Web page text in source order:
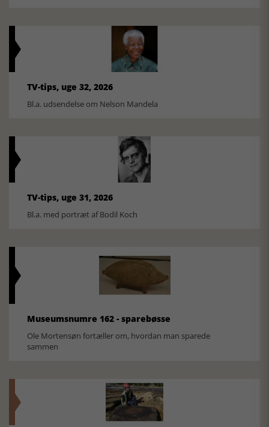
TV-tips, uge 32, 2026
Bl.a. udsendelse om Nelson Mandela
TV-tips, uge 31, 2026
Bl.a. med portræt af Bodil Koch
Museumsnumre 162 - sparebøsse
Ole Mortensøn fortæller om, hvordan man sparede
sammen